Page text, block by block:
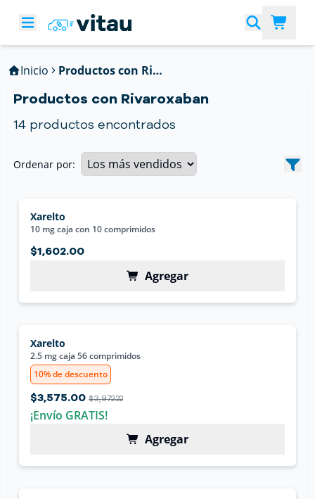
Inicio Productos con Rivaroxaban
Productos con Rivaroxaban
14 productos encontrados
Ordenar por:
Xarelto
10 mg caja con 10 comprimidos
$1,602.00
Agregar
Xarelto
2.5 mg caja 56 comprimidos
10% de descuento
$3,575.00 $3,972.22
¡Envío GRATIS!
Agregar